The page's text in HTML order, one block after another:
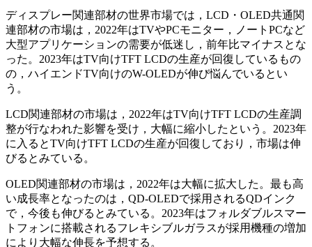
ディスプレー関連部材の世界市場では，LCD・OLED共通関
連部材の市場は，2022年はTVやPCモニター，ノートPCなど
大型アプリケーションの需要が低迷し，前年比マイナスとな
った。2023年はTV向けTFT LCDの生産が回復しているもの
の，ハイエンドTV向けのW-OLEDが伸び悩んでいるとい
う。
LCD関連部材の市場は，2022年はTV向けTFT LCDの生産調
整が行なわれた影響を受け，大幅に縮小したという。2023年
に入るとTV向けTFT LCDの生産が回復しており，市場は伸
びるとみている。
OLED関連部材の市場は，2022年は大幅に拡大した。最も高
い成長率となったのは，QD-OLEDで採用されるQDインク
で，今後も伸びるとみている。2023年はフォルダブルスマー
トフォンに搭載されるフレキシブルガラスが採用機種の増加
により大幅な伸長を予想する。